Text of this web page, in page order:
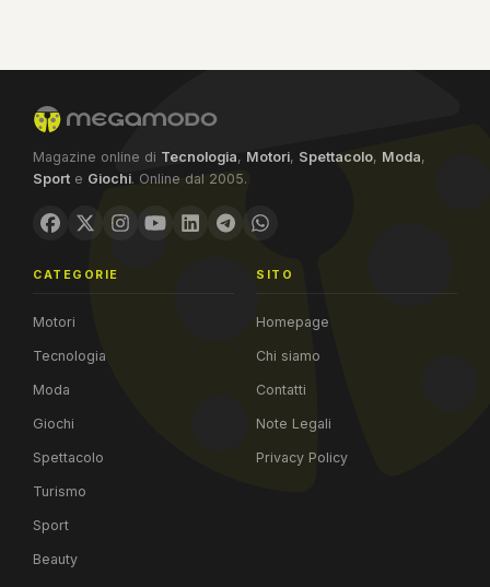
Magazine online di Tecnologia, Motori, Spettacolo, Moda,
Sport e Giochi. Online dal 2005.
CATEGORIE
Motori
Tecnologia
Moda
Giochi
Spettacolo
Turismo
Sport
Beauty
SITO
Homepage
Chi siamo
Contatti
Note Legali
Privacy Policy